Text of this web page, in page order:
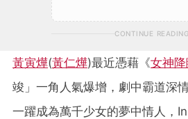
CONTINUE READING
黃寅燁(黃仁燁)最近憑藉《女神降
竣」一角人氣爆增，劇中霸道深
一躍成為萬千少女的夢中情人，